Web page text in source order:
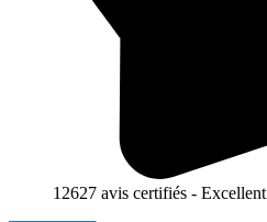
12627 avis certifiés - Excellent